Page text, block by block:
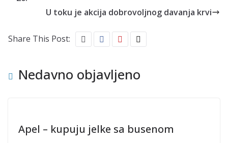
U toku je akcija dobrovoljnog davanja krvi
Share This Post:
Nedavno objavljeno
Apel – kupuju jelke sa busenom